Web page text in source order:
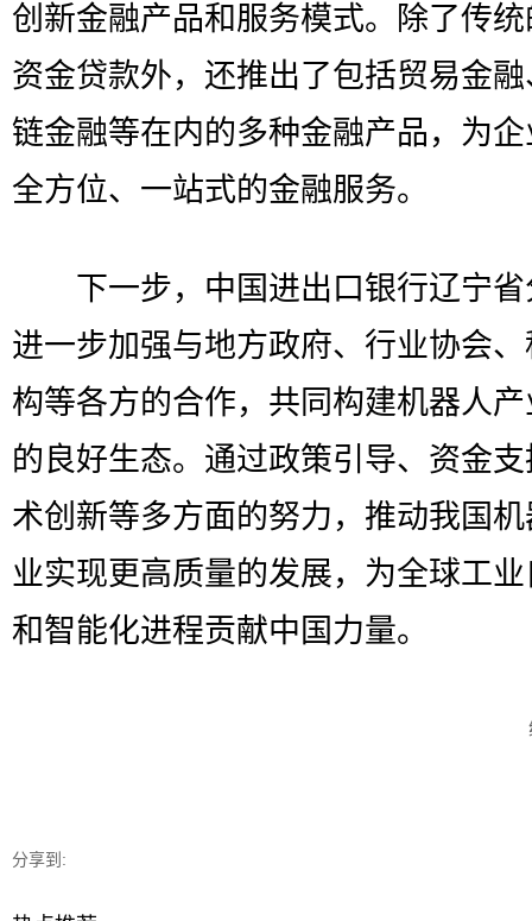
创新金融产品和服务模式。除了传
资金贷款外，还推出了包括贸易金
链金融等在内的多种金融产品，为
全方位、一站式的金融服务。
下一步，中国进出口银行辽宁省
进一步加强与地方政府、行业协会
构等各方的合作，共同构建机器人
的良好生态。通过政策引导、资金
术创新等多方面的努力，推动我国
业实现更高质量的发展，为全球工
和智能化进程贡献中国力量。
分享到: